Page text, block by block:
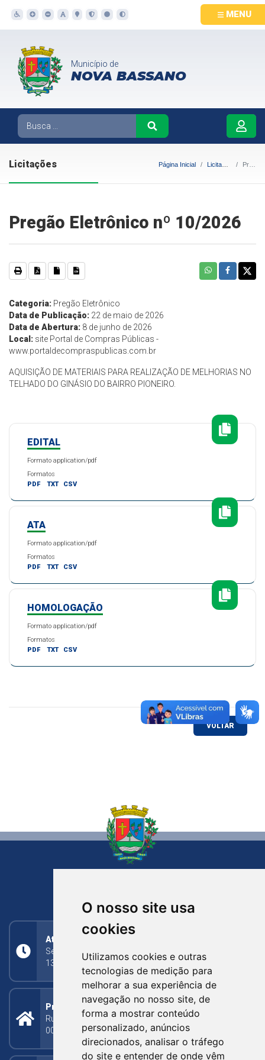
O nosso site usa
cookies
Utilizamos cookies e outras
tecnologias de medição para
melhorar a sua experiência de
navegação no nosso site, de
forma a mostrar conteúdo
personalizado, anúncios
direcionados, analisar o tráfego
do site e entender de onde vêm
MENU
Município de
NOVA BASSANO
Licitações Página Inicial Licitações Pregão Eletrônico nº 10/2026
Pregão Eletrônico nº 10/2026
Categoria: Pregão Eletrônico
Data de Publicação: 22 de maio de 2026
Data de Abertura: 8 de junho de 2026
Local: site Portal de Compras Públicas -
www.portaldecompraspublicas.com.br
AQUISIÇÃO DE MATERIAIS PARA REALIZAÇÃO DE MELHORIAS NO
TELHADO DO GINÁSIO DO BAIRRO PIONEIRO.
EDITAL
Formato application/pdf
Formatos
PDF
TXT CSV
ATA
Formato application/pdf
Formatos
PDF
TXT CSV
HOMOLOGAÇÃO
Formato application/pdf
Formatos
PDF
TXT CSV
VOLTAR
Atendimento
Segunda a Sexta: 8h às 11h30min (manhã);
13h30min às 17h (tarde)
Prefeitura Municipal
Rua Silva Jardim, 505 - Bairro Centro - CEP: 95340-
000